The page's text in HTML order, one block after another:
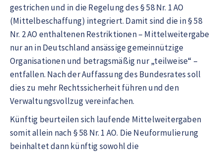
gestrichen und in die Regelung des § 58 Nr. 1 AO
(Mittelbeschaffung) integriert. Damit sind die in § 58
Nr. 2 AO enthaltenen Restriktionen – Mittelweitergabe
nur an in Deutschland ansässige gemeinnützige
Organisationen und betragsmäßig nur „teilweise“ –
entfallen. Nach der Auffassung des Bundesrates soll
dies zu mehr Rechtssicherheit führen und den
Verwaltungsvollzug vereinfachen.
Künftig beurteilen sich laufende Mittelweitergaben
somit allein nach § 58 Nr. 1 AO. Die Neuformulierung
beinhaltet dann künftig sowohl die